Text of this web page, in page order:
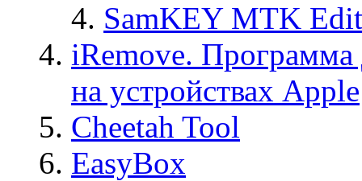
SamKEY MTK
iRemove. Программа
на устройствах Apple
Cheetah Tool
EasyBox